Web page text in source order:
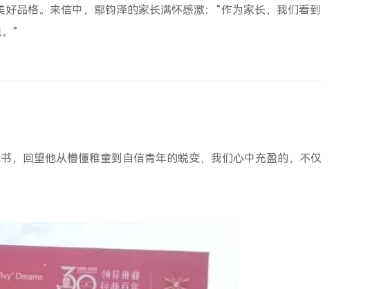
品格。来信中，鄢钧泽的家长满怀感激：“作为家长，我们看到
”
，回望他从懵懂稚童到自信青年的蜕变，我们心中充盈的，不仅